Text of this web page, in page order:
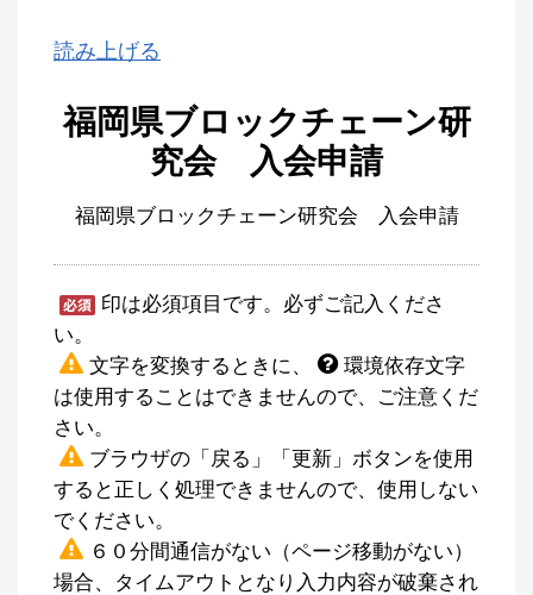
読み上げる
福岡県ブロックチェーン研
究会 入会申請
福岡県ブロックチェーン研究会 入会申請
印は必須項目です。必ずご記入くださ
い。
文字を変換するときに、
環境依存文字
は使用することはできませんので、ご注意くだ
さい。
ブラウザの「戻る」「更新」ボタンを使用
すると正しく処理できませんので、使用しない
でください。
６０分間通信がない（ページ移動がない）
場合、タイムアウトとなり入力内容が破棄され